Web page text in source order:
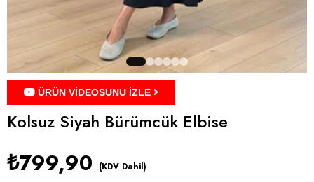
ÜRÜN VİDEOSUNU İZLE
Kolsuz Siyah Bürümcük Elbise
₺799,90 (KDV Dahil)